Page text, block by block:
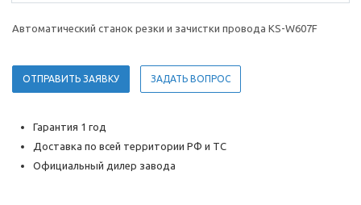
Автоматический станок резки и зачистки провода KS-W607F
ОТПРАВИТЬ ЗАЯВКУ ЗАДАТЬ ВОПРОС
Гарантия 1 год
Доставка по всей территории РФ и ТС
Официальный дилер завода